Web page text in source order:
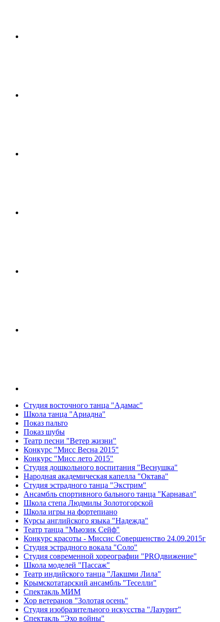
Студия восточного танца "Адамас"
Школа танца "Ариадна"
Показ пальто
Показ шубы
Театр песни "Ветер жизни"
Конкурс "Мисс Весна 2015"
Конкурс "Мисс лето 2015"
Студия дошкольного воспитания "Веснушка"
Народная академическая капелла "Октава"
Студия эстрадного танца "Экстрим"
Ансамбль спортивного бального танца "Карнавал"
Школа степа Людмилы Золотогорской
Школа игры на фортепиано
Курсы английского языка "Надежда"
Театр танца "Мьюзик Сейф"
Конкурс красоты - Миссис Совершенство 24.09.2015г
Студия эстрадного вокала "Соло"
Студия современной хореографии "PROдвижение"
Школа моделей "Пассаж"
Театр индийского танца "Лакшми Лила"
Крымскотатарский ансамбль "Теселли"
Спектакль МИМ
Хор ветеранов "Золотая осень"
Студия изобразительного искусства "Лазурит"
Спектакль "Эхо войны"